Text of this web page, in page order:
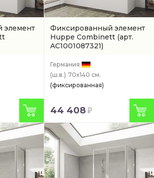
элемент
Фиксированный элемент
Huppe Combinett (арт.
AC1001087321)
Германия
(ш.в.) 70x140 см.
(фиксированная)
44 408